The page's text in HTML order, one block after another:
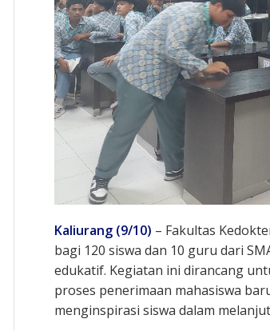
Kaliurang (9/10) – Fakultas
bagi 120 siswa dan 10 guru dari
edukatif. Kegiatan ini dirancang
proses penerimaan mahasiswa
menginspirasi siswa dalam